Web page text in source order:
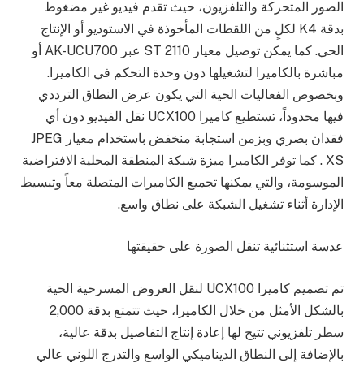
الصور المتحركة والتلفزيون، حيث تقدم فيديو غير مضغوط
بدقة K4 لكلٍ من اللقطات المأخوذة في الاستوديو أو الإنتاج
الحي. كما يمكن توصيل معيار ST 2110 عبر AK-UCU700 أو
مباشرة بالكاميرا لتشغيلها دون وحدة التحكم في الكاميرا.
وبخصوص الفعاليات الحية التي يكون عرض النطاق الترددي
فيها محدوداً، تستطيع كاميرا UCX100 نقل الفيديو دون أي
فقدان بصري وبزمن استجابة منخفض باستخدام معيار JPEG
XS . كما توفر الكاميرا ميزة شبكة المنطقة المحلية الافتراضية
الموسومة، والتي يمكنها تجميع الكاميرات المتصلة معاً وتبسيط
الإدارة أثناء تشغيل الشبكة على نطاق واسع.
عدسة استثنائية تنقل الصورة على حقيقتها
تم تصميم كاميرا UCX100 لنقل العروض المسرحية الحية
بالشكل الأمثل من خلال الكاميرا، حيث تتمتع بدقة 2,000
سطر تلفزيوني تتيح لها إعادة إنتاج التفاصيل بدقة عالية،
بالإضافة إلى النطاق الديناميكي الواسع والتدرج اللوني عالي